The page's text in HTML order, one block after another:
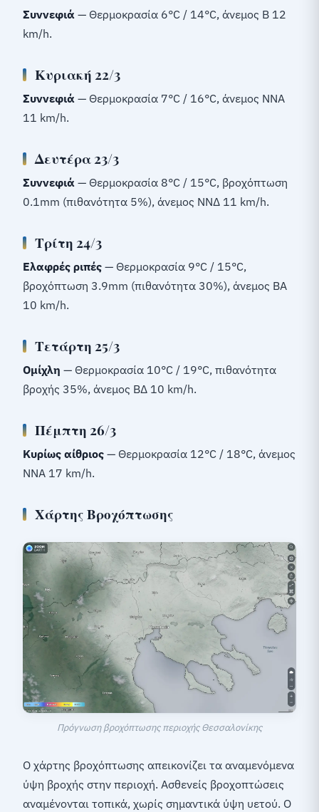
Συννεφιά — Θερμοκρασία 6°C / 14°C, άνεμος Β 12
km/h.
Κυριακή 22/3
Συννεφιά — Θερμοκρασία 7°C / 16°C, άνεμος ΝΝΑ
11 km/h.
Δευτέρα 23/3
Συννεφιά — Θερμοκρασία 8°C / 15°C, βροχόπτωση
0.1mm (πιθανότητα 5%), άνεμος ΝΝΔ 11 km/h.
Τρίτη 24/3
Ελαφρές ριπές — Θερμοκρασία 9°C / 15°C,
βροχόπτωση 3.9mm (πιθανότητα 30%), άνεμος ΒΑ
10 km/h.
Τετάρτη 25/3
Ομίχλη — Θερμοκρασία 10°C / 19°C, πιθανότητα
βροχής 35%, άνεμος ΒΔ 10 km/h.
Πέμπτη 26/3
Κυρίως αίθριος — Θερμοκρασία 12°C / 18°C, άνεμος
ΝΝΑ 17 km/h.
Χάρτης Βροχόπτωσης
Πρόγνωση βροχόπτωσης περιοχής Θεσσαλονίκης
Ο χάρτης βροχόπτωσης απεικονίζει τα αναμενόμενα
ύψη βροχής στην περιοχή. Ασθενείς βροχοπτώσεις
αναμένονται τοπικά, χωρίς σημαντικά ύψη υετού. Ο